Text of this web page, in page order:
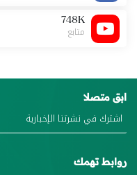
748K
متابع
ابق متصلا
روابط تهمك